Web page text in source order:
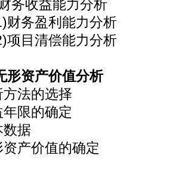
益能力分析
利能力分析
偿能力分析
形资产价值分析
法的选择
限的确定
据
产价值的确定